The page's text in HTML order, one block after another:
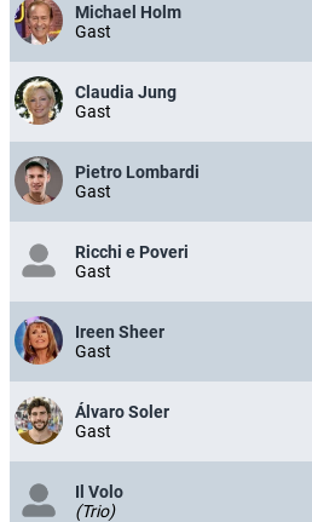
Michael Holm
Gast
Claudia Jung
Gast
Pietro Lombardi
Gast
Ricchi e Poveri
Gast
Ireen Sheer
Gast
Álvaro Soler
Gast
Il Volo
(Trio)